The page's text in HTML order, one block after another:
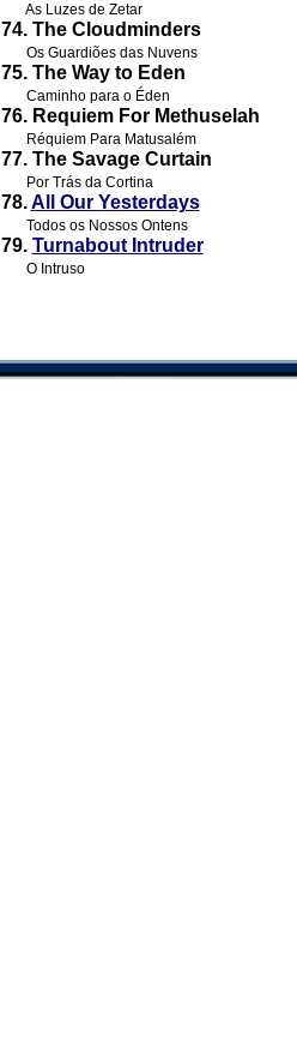
As Luzes de Zetar
74. The Cloudminders
Os Guardiões das Nuvens
75. The Way to Eden
Caminho para o Éden
76. Requiem For Methuselah
Réquiem Para Matusalém
77. The Savage Curtain
Por Trás da Cortina
78.All Our Yesterdays
Todos os Nossos Ontens
79. Turnabout Intruder
O Intruso